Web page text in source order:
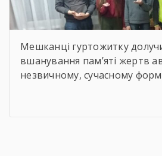
Мешканці гуртожитку
вшанування пам’яті жертв
незвичному, сучасному
організували та провели